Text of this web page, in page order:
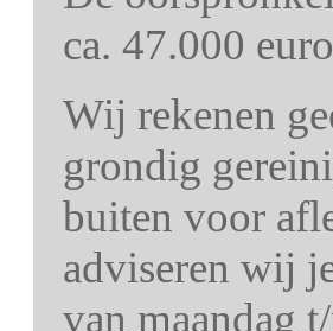
ca. 47.000
Wij rekenen
grondig
buiten voor
adviseren wij
van maandag